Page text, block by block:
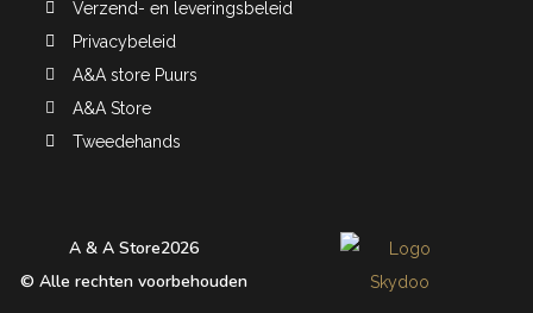
Verzend- en leveringsbeleid
Privacybeleid
A&A store Puurs
A&A Store
Tweedehands
A & A Store2026
© Alle rechten voorbehouden